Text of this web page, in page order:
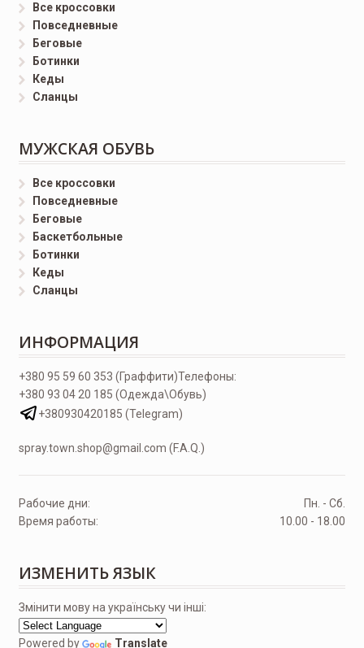
Все кроссовки
Повседневные
Беговые
Ботинки
Кеды
Сланцы
МУЖСКАЯ ОБУВЬ
Все кроссовки
Повседневные
Беговые
Баскетбольные
Ботинки
Кеды
Сланцы
ИНФОРМАЦИЯ
Телефоны:
+380 95 59 60 353 (Граффити)
+380 93 04 20 185 (Одежда\Обувь)
+380930420185 (Telegram)
spray.town.shop@gmail.com (F.A.Q.)
Рабочие дни:
Пн. - Сб.
Время работы:
10.00 - 18.00
ИЗМЕНИТЬ ЯЗЫК
Змінити мову на українську чи інші:
Powered by Translate